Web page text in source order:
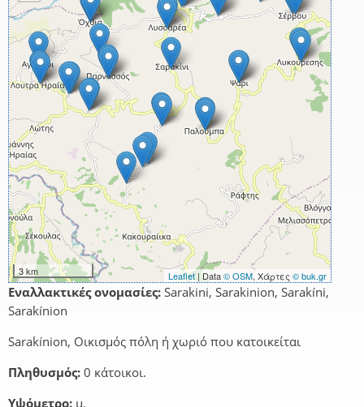
3 km Leaflet | Data© OSM, Χάρτες © buk.gr
Εναλλακτικές ονομασίες: Sarakini, Sarakinion, Sarakíni,
Sarakínion
Sarakínion, Οικισμός πόλη ή χωριό που κατοικείται
Πληθυσμός: 0 κάτοικοι.
Υψόμετρο: μ.